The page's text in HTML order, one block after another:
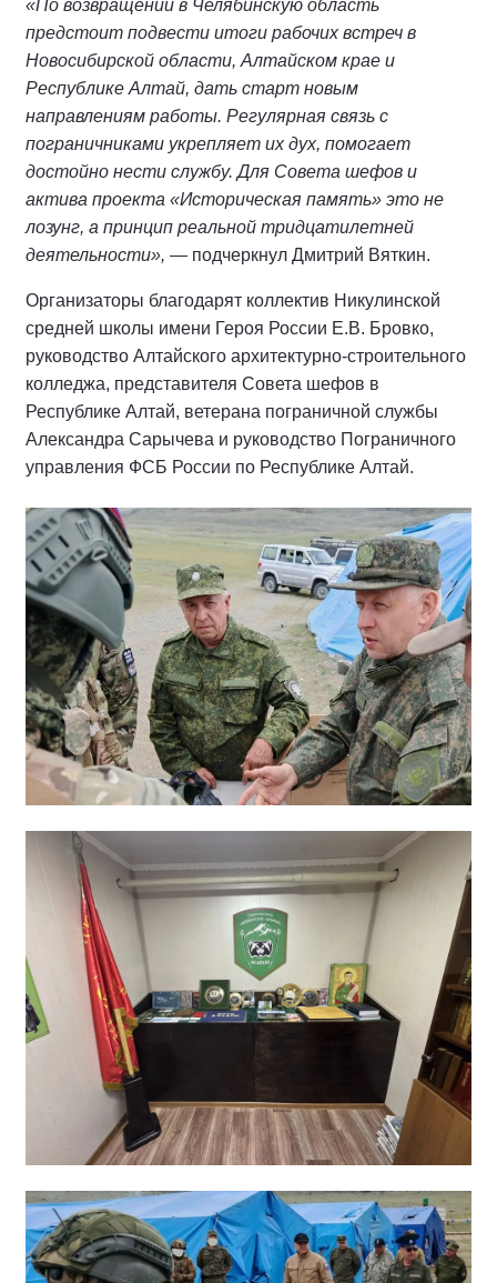
«По возвращении в Челябинскую область
предстоит подвести итоги рабочих встреч в
Новосибирской области, Алтайском крае и
Республике Алтай, дать старт новым
направлениям работы. Регулярная связь с
пограничниками укрепляет их дух, помогает
достойно нести службу. Для Совета шефов и
актива проекта «Историческая память» это не
лозунг, а принцип реальной тридцатилетней
деятельности», — подчеркнул Дмитрий Вяткин.
Организаторы благодарят коллектив Никулинской
средней школы имени Героя России Е.В. Бровко,
руководство Алтайского архитектурно-строительного
колледжа, представителя Совета шефов в
Республике Алтай, ветерана пограничной службы
Александра Сарычева и руководство Пограничного
управления ФСБ России по Республике Алтай.